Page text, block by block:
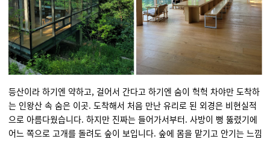
등산이라 하기엔 약하고, 걸어서 간다고 하기엔 숨이 헉헉 차야만 도착하
는 인왕산 속 숨은 이곳. 도착해서 처음 만난 유리로 된 외경은 비현실적
으로 아름다웠습니다. 하지만 진짜는 들어가서부터. 사방이 뻥 뚫렸기에
어느 쪽으로 고개를 돌려도 숲이 보입니다. 숲에 몸을 맡기고 안기는 느낌